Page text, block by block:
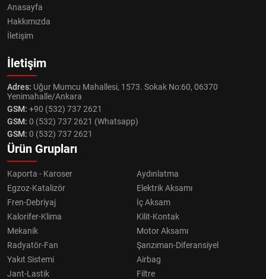
Anasayfa
Hakkımızda
İletişim
İletişim
Adres: Uğur Mumcu Mahallesi, 1573. Sokak No:60, 06370
Yenimahalle/Ankara
GSM: +90 (532) 737 2621
GSM: 0 (532) 737 2621 (Whatsapp)
GSM: 0 (532) 737 2621
Ürün Grupları
Kaporta - Karoser
Aydınlatma
Egzoz-Katalizör
Elektrik Aksamı
Fren-Debriyaj
İç Aksam
Kalorifer-Klima
Kilit-Kontak
Mekanik
Motor Aksamı
Radyatör-Fan
Şanzıman-Diferansiyel
Yakıt Sistemi
Airbag
Jant-Lastik
Filtre